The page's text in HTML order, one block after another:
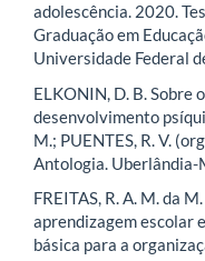
adolescência. 2020.
Graduação em
Universidade Federal
ELKONIN, D. B. Sobre
desenvolvimento
M.; PUENTES, R. V.
Antologia. Uberlândia-
FREITAS, R. A. M. da
aprendizagem escolar
básica para a